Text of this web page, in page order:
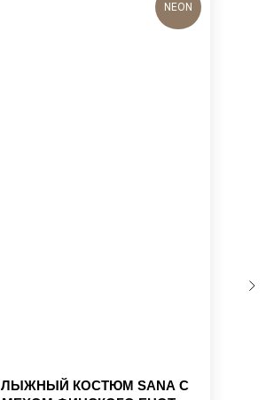
NEON
ЛЫЖНЫЙ КОСТЮМ SANA С